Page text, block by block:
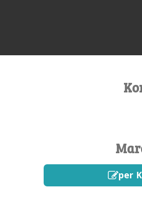
per